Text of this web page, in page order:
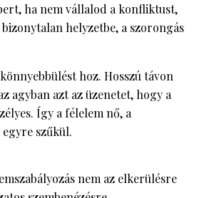
ha nem vállalod a konfliktust,
bizonytalan helyzetbe, a szorongás
hoz. Hosszú távon
agyban azt az üzenetet, hogy a
Így a félelem nő, a
szűkül.
nem az elkerülésre